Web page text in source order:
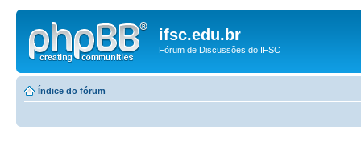
ifsc.edu.br
Fórum de Discussões do IFSC
Índice do fórum